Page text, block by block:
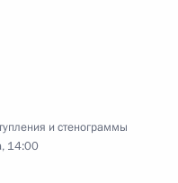
и стенограммы
14:00